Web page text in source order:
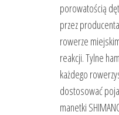
porowatością
przez
rowerze
reakcji. Tylne
każdego
dostosować
manetki